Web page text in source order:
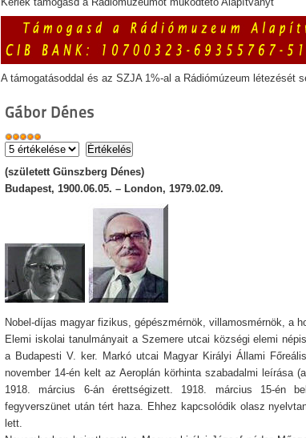
A támogatásoddal és az SZJA 1%-al a Rádiómúzeum létezését
Gábor Dénes
(született Günszberg Dénes)
Budapest, 1900.06.05. – London, 1979.02.09.
Nobel-díjas magyar fizikus, gépészmérnök, villamosmérnök, a
Elemi iskolai tanulmányait a Szemere utcai községi elemi
a Budapesti V. ker. Markó utcai Magyar Királyi Állami
november 14-én kelt az Aeroplán körhinta szabadalmi leírása
1918. március 6-án érettségizett. 1918. március 15-én
fegyverszünet után tért haza. Ehhez kapcsolódik olasz
lett.